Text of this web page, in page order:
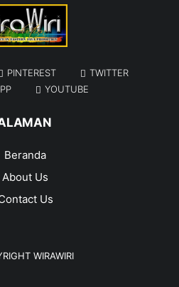
PINTEREST
TWITTER
YOUTUBE
Beranda
About Us
Us
WIRAWIRI